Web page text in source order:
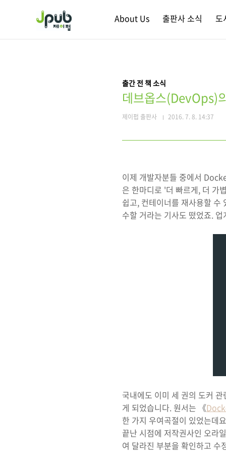
About Us 출판사 소식 도
출간 전 책 소식
데브옵스(DevOps)
제이펍 출판사 2016. 7. 8. 14:37
이제 개발자분들 중에서
은 한마디로 '더 빠르게, 더 가
쉽고, 컨테이너를 재사용할 수
수할 거라는 기사도 떴었죠.
국내에도 이미 세 권의 도커
게 되었습니다. 원서는 《
한 가지 우여곡절이 있었는데
끝난 시점에 저작권사인 오라
여 달라진 부분을 확인하고 수